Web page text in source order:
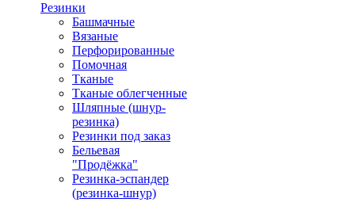
Резинки
Башмачные
Вязаные
Перфорированные
Помочная
Тканые
Тканые облегченные
Шляпные (шнур-
резинка)
Резинки под заказ
Бельевая
"Продёжка"
Резинка-эспандер
(резинка-шнур)